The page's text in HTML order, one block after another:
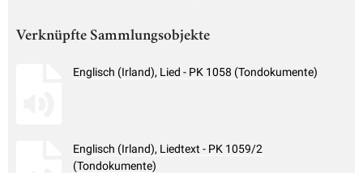
Verknüpfte Sammlungsobjekte
Englisch (Irland), Lied - PK 1058 (Tondokumente)
Englisch (Irland), Liedtext - PK 1059/2
(Tondokumente)